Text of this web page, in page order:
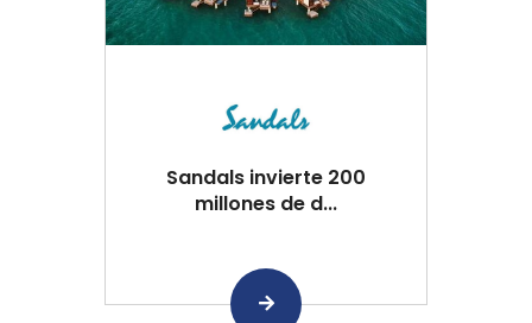
Sandals invierte 200
millones de d...